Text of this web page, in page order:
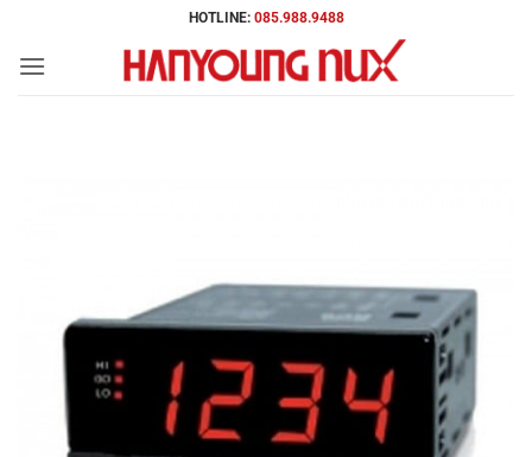
nội
HOTLINE: 085.988.9488